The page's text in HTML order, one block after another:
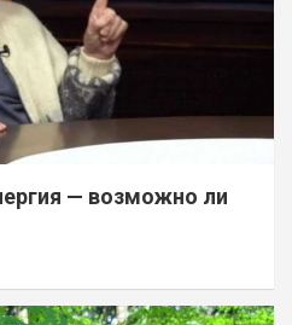
— возможно ли